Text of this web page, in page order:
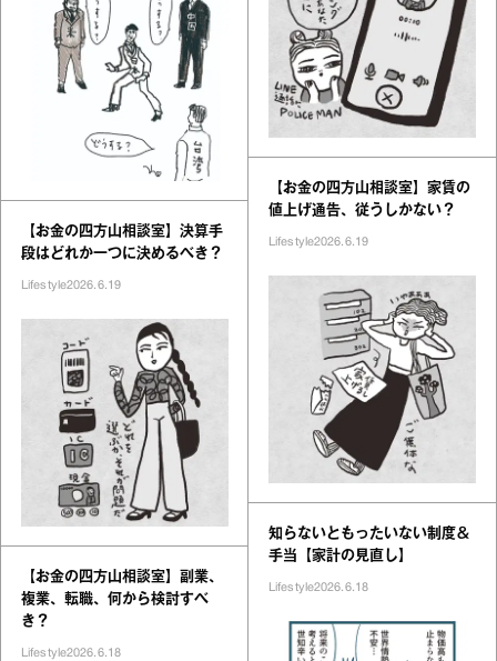
【お金の四方山相談室】決算手
段はどれか一つに決めるべき？
Lifestyle2026.6.19
【お金の四方山相談室】副業、
複業、転職、何から検討すべ
き？
Lifestyle2026.6.18
【お金の四方山相談室】家賃の
値上げ通告、従うしかない？
Lifestyle2026.6.19
知らないともったいない制度＆
手当【家計の見直し】
Lifestyle2026.6.18